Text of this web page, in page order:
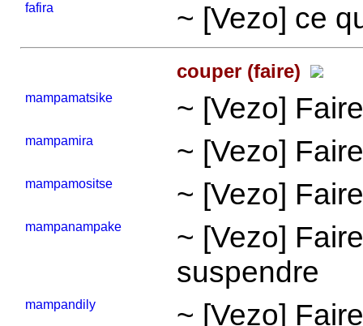
fafira ~ [Vezo] ce
couper (faire)
mampamatsike ~ [Vezo]
mampamira ~ [Vezo]
mampamositse ~ [Vezo]
mampanampake
~ [Vezo]
suspendre
mampandily ~ [Vezo]